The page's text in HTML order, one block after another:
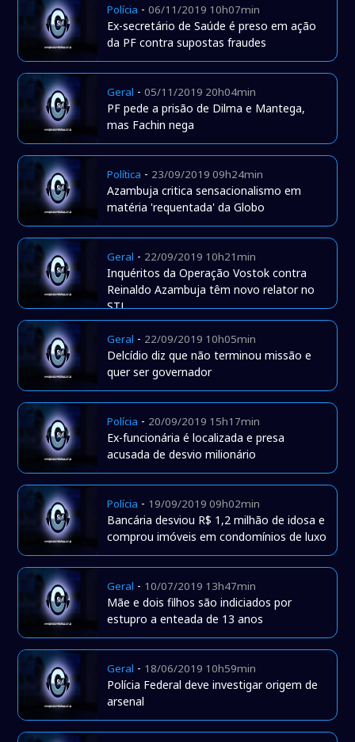
Polícia -06/11/2019 10h07min
Ex-secretário de Saúde é preso em ação
da PF contra supostas fraudes
Geral -05/11/2019 20h04min
PF pede a prisão de Dilma e Mantega,
mas Fachin nega
Política - 23/09/2019 09h24min
Azambuja critica sensacionalismo em
matéria 'requentada' da Globo
Geral - 22/09/2019 10h21min
Inquéritos da Operação Vostok contra
Reinaldo Azambuja têm novo relator no
STJ
Geral - 22/09/2019 10h05min
Delcídio diz que não terminou missão e
quer ser governador
Polícia - 20/09/2019 15h17min
Ex-funcionária é localizada e presa
acusada de desvio milionário
Polícia - 19/09/2019 09h02min
Bancária desviou R$ 1,2 milhão de idosa e
comprou imóveis em condomínios de luxo
Geral - 10/07/2019 13h47min
Mãe e dois filhos são indiciados por
estupro a enteada de 13 anos
Geral - 18/06/2019 10h59min
Polícia Federal deve investigar origem de
arsenal